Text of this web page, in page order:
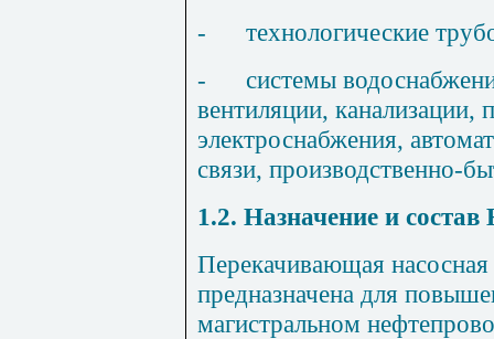
-
технологические
-
системы
вентиляции, канализации,
электроснабжения,
связи, производственно-б
1.2. Назначение и
Перекачивающая насосная
предназначена для
магистральном